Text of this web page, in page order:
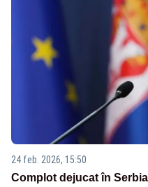
24 feb. 2026, 15:50
Complot dejucat în